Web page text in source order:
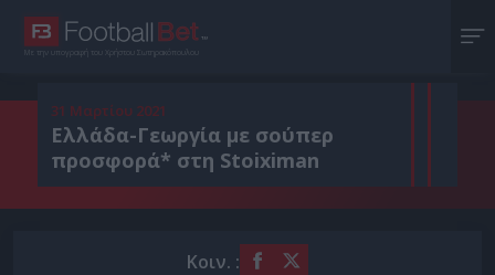
Με την υπογραφή του Χρήστου Σωτηρακόπουλου
31 Μαρτίου 2021
Ελλάδα-Γεωργία με σούπερ
προσφορά* στη Stoiximan
Κοιν. :